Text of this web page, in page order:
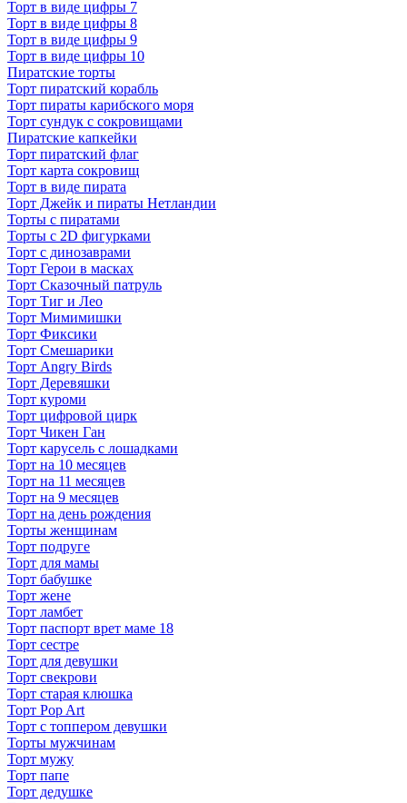
Торт в виде цифры 7
Торт в виде цифры 8
Торт в виде цифры 9
Торт в виде цифры 10
Пиратские торты
Торт пиратский корабль
Торт пираты карибского моря
Торт сундук с сокровищами
Пиратские капкейки
Торт пиратский флаг
Торт карта сокровищ
Торт в виде пирата
Торт Джейк и пираты Нетландии
Торты с пиратами
Торты с 2D фигурками
Торт с динозаврами
Торт Герои в масках
Торт Сказочный патруль
Торт Тиг и Лео
Торт Мимимишки
Торт Фиксики
Торт Смешарики
Торт Angry Birds
Торт Деревяшки
Торт куроми
Торт цифровой цирк
Торт Чикен Ган
Торт карусель с лошадками
Торт на 10 месяцев
Торт на 11 месяцев
Торт на 9 месяцев
Торт на день рождения
Торты женщинам
Торт подруге
Торт для мамы
Торт бабушке
Торт жене
Торт ламбет
Торт паспорт врет маме 18
Торт сестре
Торт для девушки
Торт свекрови
Торт старая клюшка
Торт Pop Art
Торт с топпером девушки
Торты мужчинам
Торт мужу
Торт папе
Торт дедушке